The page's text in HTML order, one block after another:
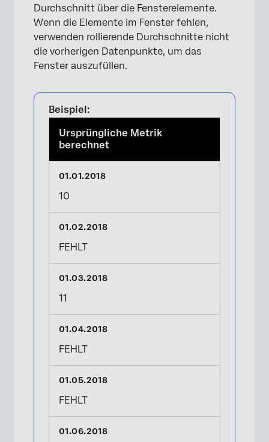
Durchschnitt über die Fensterelemente.
Wenn die Elemente im Fenster fehlen,
verwenden rollierende Durchschnitte nicht
die vorherigen Datenpunkte, um das
Fenster auszufüllen.
Beispiel:
Ursprüngliche Metrik
berechnet
10
FEHLT
11
FEHLT
FEHLT